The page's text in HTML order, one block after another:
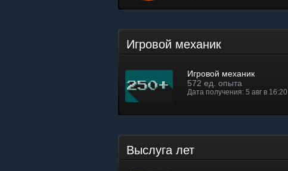
Игровой механик
Игровой механик
572 ед. опыта
Дата получения: 5 авг в 16:20
Выслуга лет